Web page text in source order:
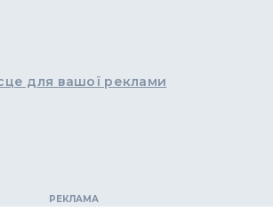
для вашої реклами